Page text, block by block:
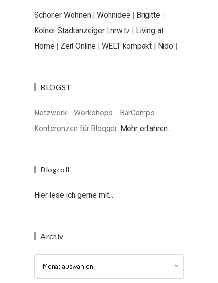
Schöner Wohnen | Wohnidee | Brigitte |
Kölner Stadtanzeiger | nrw.tv | Living at
Home | Zeit Online | WELT kompakt | Nido |
BLOGST
Netzwerk - Workshops - BarCamps -
Konferenzen für Blogger. Mehr erfahren...
Blogroll
Hier lese ich gerne mit...
Archiv